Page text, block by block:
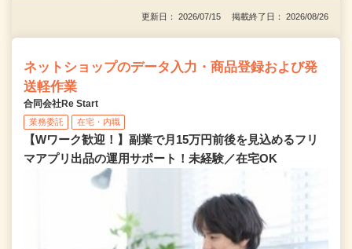
更新日： 2026/07/15 掲載終了日： 2026/08/26
ネットショップのデータ入力・商品登録および発
送軽作業
合同会社Re Start
業務委託 在宅・内職
【Wワーク歓迎！】副業で月15万円前後を見込めるフリ
マアプリ出品の運用サポート！未経験／在宅OK